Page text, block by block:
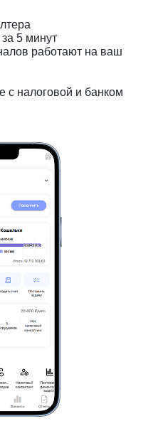
5 минут
работают на ваш
с налоговой и банком